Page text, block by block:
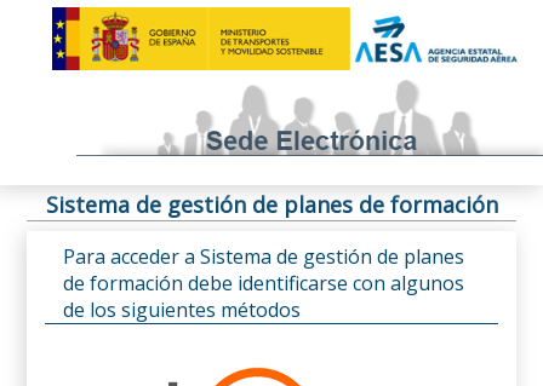
Sistema de gestión de planes de formación
Para acceder a Sistema de gestión de planes
de formación debe identificarse con algunos
de los siguientes métodos